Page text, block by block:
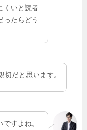
くいと読者
ったらどう
だと思います。
すよね。